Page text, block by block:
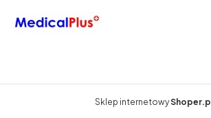
Sklep internetowyShoper.pl